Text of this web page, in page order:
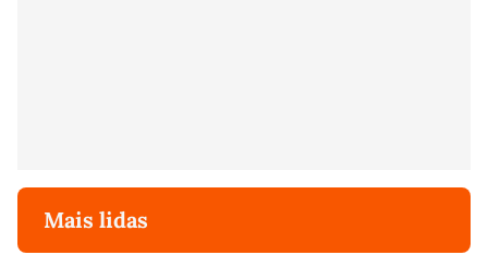
Mais lidas